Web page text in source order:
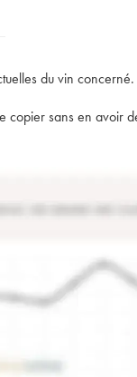
du vin concerné.
sans en avoir